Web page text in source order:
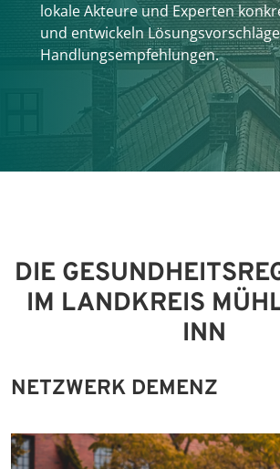
lokale Akteure und Experten
und entwickeln
Handlungsempfehlungen.
DIE
IM LANDKREIS
INN
NETZWERK DEMENZ